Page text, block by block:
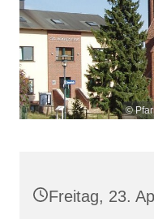
©
Freitag, 23.